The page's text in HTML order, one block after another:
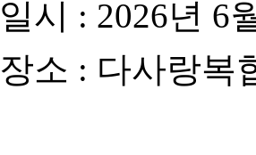
시 : 2026년 6
소 : 다사랑복